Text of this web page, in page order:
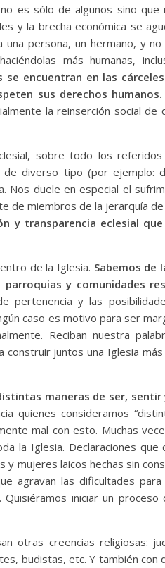
es sólo de algunos sino
y la brecha económica se
persona, un hermano, y
más humanas,
encuentran en las
sus derechos humanos.
la reinserción social de
sobre todo los
diverso tipo (por ejemplo:
Nos duele en especial el
de miembros de la jerarquía de
y transparencia eclesial
de la Iglesia. Sabemos de
y comunidades
pertenencia y las
caso es motivo para ser
Reciban nuestra
construir juntos una Iglesia
maneras de ser, sentir
quienes consideramos
mal con esto. Muchas
la Iglesia. Declaraciones que
y mujeres laicos hechas sin
agravan las dificultades
iniciar un proceso
otras creencias religiosas:
budistas, etc. Y también con